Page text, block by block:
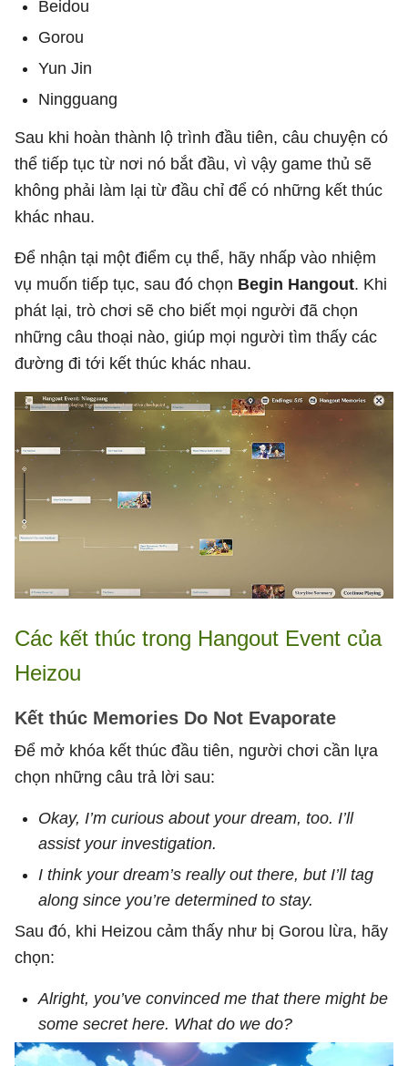
Beidou
Gorou
Yun Jin
Ningguang
Sau khi hoàn thành lộ trình đầu tiên, câu chuyện có
thể tiếp tục từ nơi nó bắt đầu, vì vậy game thủ sẽ
không phải làm lại từ đầu chỉ để có những kết thúc
khác nhau.
Để nhận tại một điểm cụ thể, hãy nhấp vào nhiệm
vụ muốn tiếp tục, sau đó chọn Begin Hangout. Khi
phát lại, trò chơi sẽ cho biết mọi người đã chọn
những câu thoại nào, giúp mọi người tìm thấy các
đường đi tới kết thúc khác nhau.
Các kết thúc trong Hangout Event của
Heizou
Kết thúc Memories Do Not Evaporate
Để mở khóa kết thúc đầu tiên, người chơi cần lựa
chọn những câu trả lời sau:
Okay, I’m curious about your dream, too. I’ll
assist your investigation.
I think your dream’s really out there, but I’ll tag
along since you’re determined to stay.
Sau đó, khi Heizou cảm thấy như bị Gorou lừa, hãy
chọn:
Alright, you’ve convinced me that there might be
some secret here. What do we do?